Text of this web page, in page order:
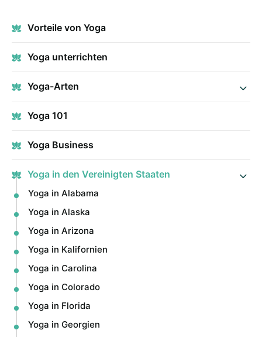
Vorteile von Yoga
Yoga unterrichten
Yoga-Arten
Yoga 101
Yoga Business
Yoga in den Vereinigten Staaten
Yoga in Alabama
Yoga in Alaska
Yoga in Arizona
Yoga in Kalifornien
Yoga in Carolina
Yoga in Colorado
Yoga in Florida
Yoga in Georgien